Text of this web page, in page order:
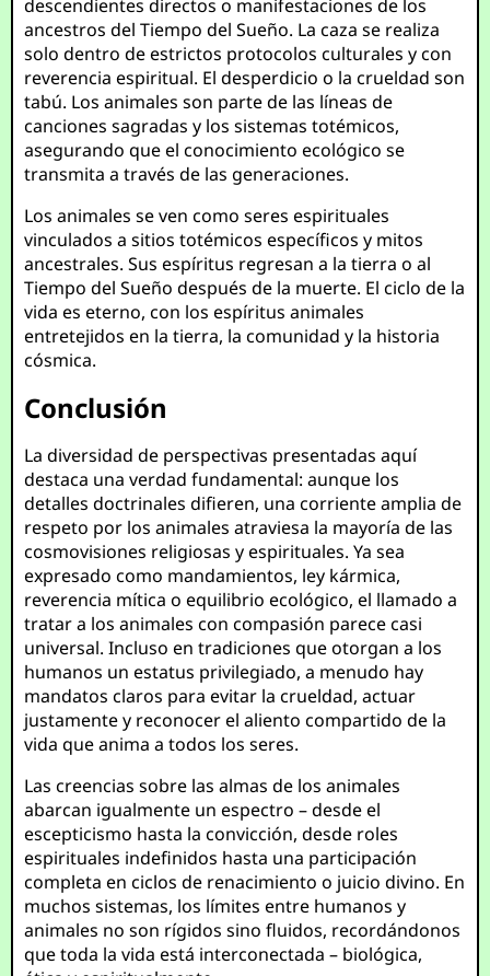
descendientes directos o manifestaciones de los
ancestros del Tiempo del Sueño. La caza se realiza
solo dentro de estrictos protocolos culturales y con
reverencia espiritual. El desperdicio o la crueldad son
tabú. Los animales son parte de las líneas de
canciones sagradas y los sistemas totémicos,
asegurando que el conocimiento ecológico se
transmita a través de las generaciones.
Los animales se ven como seres espirituales
vinculados a sitios totémicos específicos y mitos
ancestrales. Sus espíritus regresan a la tierra o al
Tiempo del Sueño después de la muerte. El ciclo de la
vida es eterno, con los espíritus animales
entretejidos en la tierra, la comunidad y la historia
cósmica.
Conclusión
La diversidad de perspectivas presentadas aquí
destaca una verdad fundamental: aunque los
detalles doctrinales difieren, una corriente amplia de
respeto por los animales atraviesa la mayoría de las
cosmovisiones religiosas y espirituales. Ya sea
expresado como mandamientos, ley kármica,
reverencia mítica o equilibrio ecológico, el llamado a
tratar a los animales con compasión parece casi
universal. Incluso en tradiciones que otorgan a los
humanos un estatus privilegiado, a menudo hay
mandatos claros para evitar la crueldad, actuar
justamente y reconocer el aliento compartido de la
vida que anima a todos los seres.
Las creencias sobre las almas de los animales
abarcan igualmente un espectro – desde el
escepticismo hasta la convicción, desde roles
espirituales indefinidos hasta una participación
completa en ciclos de renacimiento o juicio divino. En
muchos sistemas, los límites entre humanos y
animales no son rígidos sino fluidos, recordándonos
que toda la vida está interconectada – biológica,